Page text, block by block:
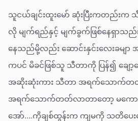
သူငယ်ချင်းထူးမော် ဆုံးပြီးကတည်းက
လို မျက်ရည်နှင့် မျက်ခွက်ဖြစ်နေရှာသည်
နေသည်မို့လည်း ဆောင်းနှင်းလေးခမျာ
ကပင် မိခင်ဖြစ်သူ သီတာကို ပြန်၍ ချော့
အဆိုးဆုံးကား သီတာ အရက်သောက်တ
အရက်သောက်တတ်လာတာတော့ မကောင်
အော်….ကိုချစ်ထွန်းက ကျမကို သတိပေး